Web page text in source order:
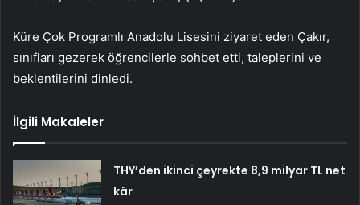
Küre Çok Programlı Anadolu Lisesini ziyaret eden Çakır,
sınıfları gezerek öğrencilerle sohbet etti, taleplerini ve
beklentilerini dinledi.
İlgili Makaleler
THY’den ikinci çeyrekte 8,9 milyar TL net
kâr